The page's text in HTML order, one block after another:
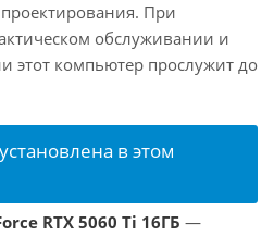
При
обслуживании и
этот компьютер прослужит до
в этом
RTX 5060 Ti 16ГБ —